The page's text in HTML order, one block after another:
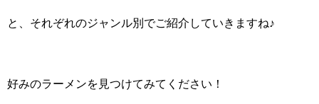
と、それぞれのジャンル別でご紹介していきますね♪
好みのラーメンを見つけてみてください！